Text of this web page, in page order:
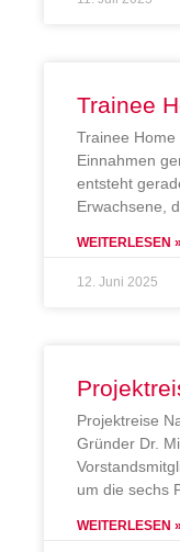
Trainee
Trainee
Einnahmen
entsteht
Erwachsene,
WEITERLESEN »
12. Juni 2025
Projektreise
Gründer Dr.
um die sechs
WEITERLESEN »